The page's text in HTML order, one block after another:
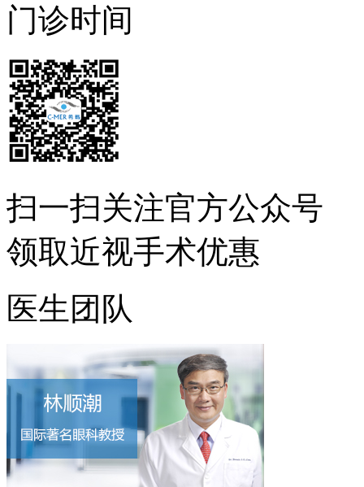
门诊时间
扫一扫关注官方公众号
领取近视手术优惠
医生团队